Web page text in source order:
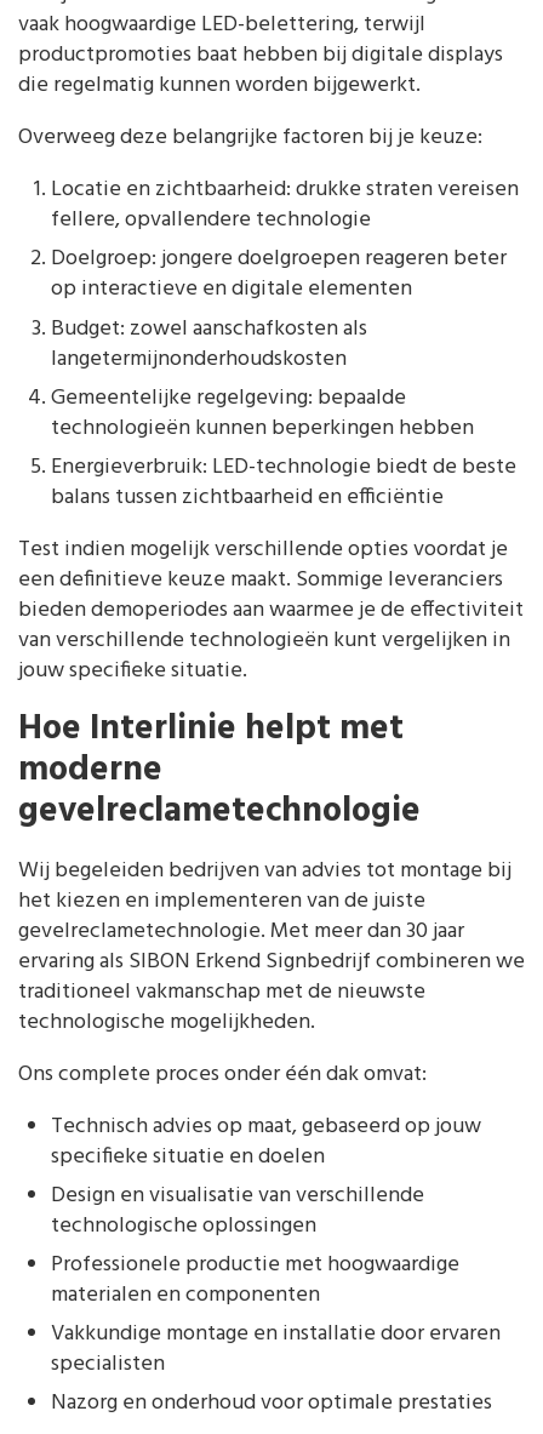
vaak hoogwaardige LED-belettering, terwijl
productpromoties baat hebben bij digitale displays
die regelmatig kunnen worden bijgewerkt.
Overweeg deze belangrijke factoren bij je keuze:
Locatie en zichtbaarheid: drukke straten vereisen
fellere, opvallendere technologie
Doelgroep: jongere doelgroepen reageren beter
op interactieve en digitale elementen
Budget: zowel aanschafkosten als
langetermijnonderhoudskosten
Gemeentelijke regelgeving: bepaalde
technologieën kunnen beperkingen hebben
Energieverbruik: LED-technologie biedt de beste
balans tussen zichtbaarheid en efficiëntie
Test indien mogelijk verschillende opties voordat je
een definitieve keuze maakt. Sommige leveranciers
bieden demoperiodes aan waarmee je de effectiviteit
van verschillende technologieën kunt vergelijken in
jouw specifieke situatie.
Hoe Interlinie helpt met
moderne
gevelreclametechnologie
Wij begeleiden bedrijven van advies tot montage bij
het kiezen en implementeren van de juiste
gevelreclametechnologie. Met meer dan 30 jaar
ervaring als SIBON Erkend Signbedrijf combineren we
traditioneel vakmanschap met de nieuwste
technologische mogelijkheden.
Ons complete proces onder één dak omvat:
Technisch advies op maat, gebaseerd op jouw
specifieke situatie en doelen
Design en visualisatie van verschillende
technologische oplossingen
Professionele productie met hoogwaardige
materialen en componenten
Vakkundige montage en installatie door ervaren
specialisten
Nazorg en onderhoud voor optimale prestaties